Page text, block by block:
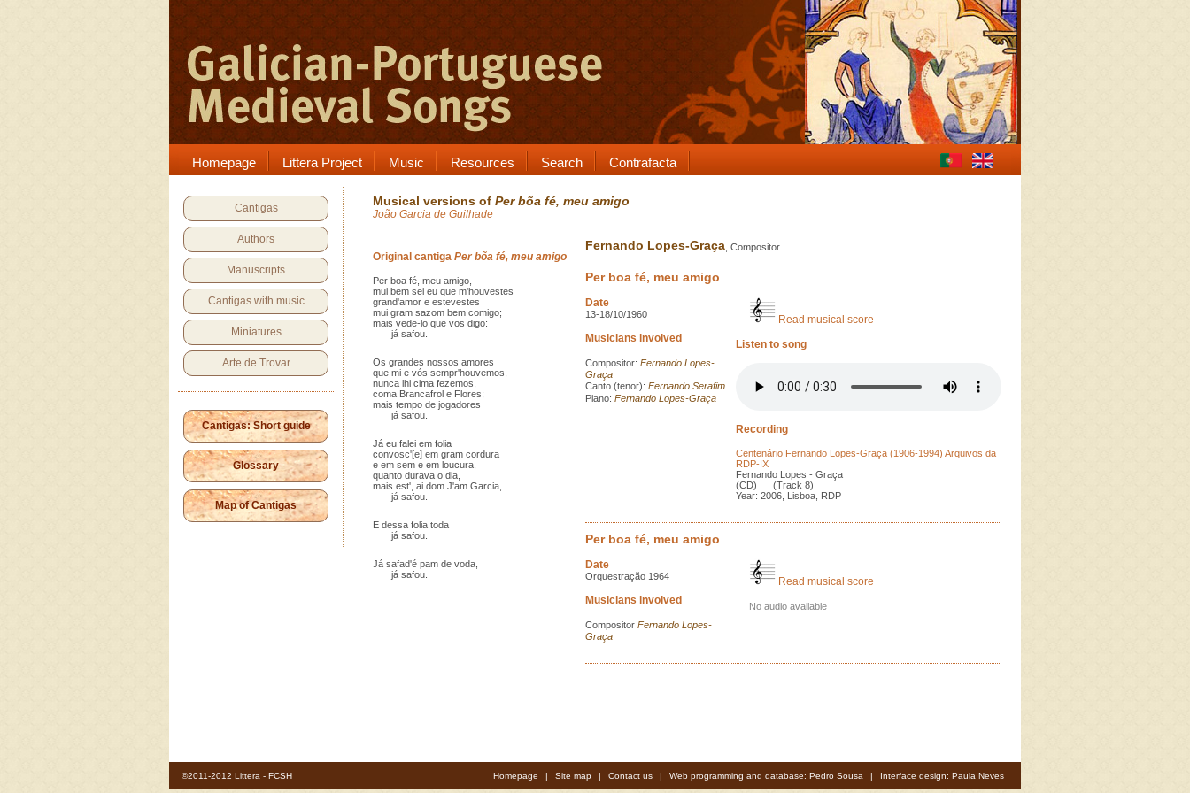
Homepage Littera Project Music Resources Search Contrafacta
Cantigas
Authors
Manuscripts
Cantigas with music
Miniatures
Arte de Trovar
Cantigas: Short guide
Glossary
Map of Cantigas
Musical versions of Per bõa fé, meu amigo
João Garcia de Guilhade
Original cantiga Per bõa fé, meu amigo
Per boa fé, meu amigo,
mui bem sei eu que m'houvestes
grand'amor e estevestes
mui gram sazom bem comigo;
mais vede-lo que vos digo:
já safou.
Os grandes nossos amores
que mi e vós sempr'houvemos,
nunca lhi cima fezemos,
coma Brancafrol e Flores;
mais tempo de jogadores
já safou.
Já eu falei em folia
convosc'[e] em gram cordura
e em sem e em loucura,
quanto durava o dia,
mais est', ai dom J'am Garcia,
já safou.
E dessa folia toda
já safou.
Já safad'é pam de voda,
já safou.
Fernando Lopes-Graça , Compositor
Per boa fé, meu amigo
Date
13-18/10/1960
Musicians involved
Compositor: Fernando Lopes-
Graça
Canto (tenor): Fernando Serafim
Piano: Fernando Lopes-Graça
Read musical score
Listen to song
Recording
Centenário Fernando Lopes-Graça (1906-1994) Arquivos da
RDP-IX
Fernando Lopes - Graça
(CD) (Track 8)
Year: 2006, Lisboa, RDP
Per boa fé, meu amigo
Date
Orquestração 1964
Musicians involved
Compositor Fernando Lopes-
Graça
Read musical score
No audio available
©2011-2012 Littera - FCSH Homepage | Site map | Contact us | Web programming and database: Pedro Sousa | Interface design: Paula Neves